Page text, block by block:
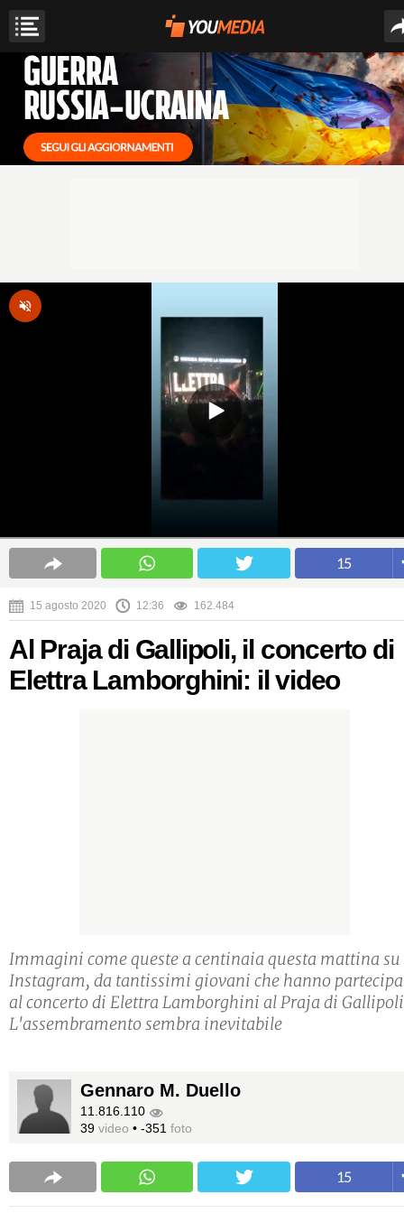
15
15 agosto 2020 12:36 162.484
Al Praja di Gallipoli, il concerto di
Elettra Lamborghini: il video
Immagini come queste a centinaia questa mattina su
Instagram, da tantissimi giovani che hanno
al concerto di Elettra Lamborghini al Praja di
L'assembramento sembra inevitabile
Gennaro M. Duello
11.816.110
39 video • -351 foto
15